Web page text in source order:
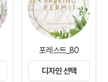
포레스트_80
디자인 선택